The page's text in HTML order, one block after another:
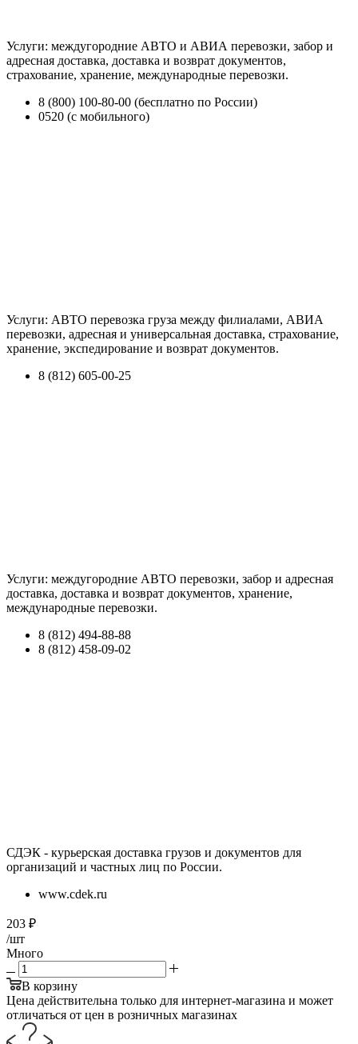
Услуги: междугородние АВТО и АВИА перевозки, забор и
адресная доставка, доставка и возврат документов,
страхование, хранение, международные перевозки.
8 (800) 100-80-00 (бесплатно по России)
0520 (с мобильного)
Услуги: АВТО перевозка груза между филиалами, АВИА
перевозки, адресная и универсальная доставка, страхование,
хранение, экспедирование и возврат документов.
8 (812) 605-00-25
Услуги: междугородние АВТО перевозки, забор и адресная
доставка, доставка и возврат документов, хранение,
международные перевозки.
8 (812) 494-88-88
8 (812) 458-09-02
СДЭК - курьерская доставка грузов и документов для
организаций и частных лиц по России.
www.cdek.ru
203 ₽
/шт
Много
В корзину
Цена действительна только для интернет-магазина и может
отличаться от цен в розничных магазинах